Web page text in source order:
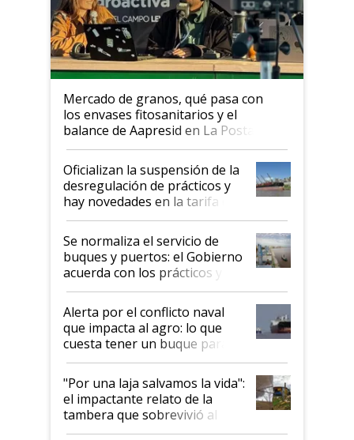
Mercado de granos, qué pasa con
los envases fitosanitarios y el
balance de Aapresid en La Posta
Oficializan la suspensión de la
desregulación de prácticos y
hay novedades en la tarifa de
la hidrovía
Se normaliza el servicio de
buques y puertos: el Gobierno
acuerda con los prácticos y
suspende el decreto de
desregulación
Alerta por el conflicto naval
que impacta al agro: lo que
cuesta tener un buque parado
y el peligro de que Argentina
pase a ser "país sucio"
"Por una laja salvamos la vida":
el impactante relato de la
tambera que sobrevivió al
tornado